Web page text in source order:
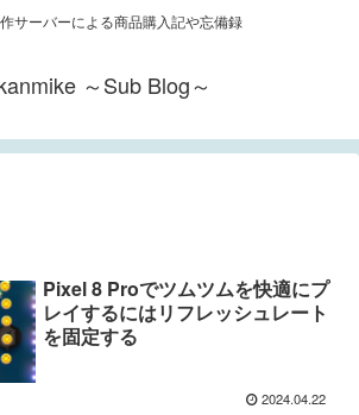
作サーバーによる商品購入記や忘備録
～Sub Blog～
Pixel 8 Proでツムツムを快適にプ
レイするにはリフレッシュレート
を固定する
2024.04.22